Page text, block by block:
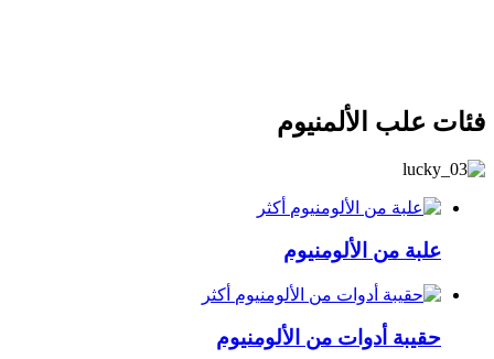
فئات علب الألمنيوم
أكثر
علبة من الألومنيوم
أكثر
حقيبة أدوات من الألومنيوم